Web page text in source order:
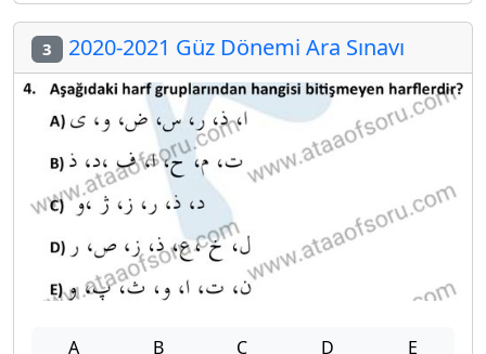
3 2020-2021 Güz Dönemi Ara Sınavı
A B C D E